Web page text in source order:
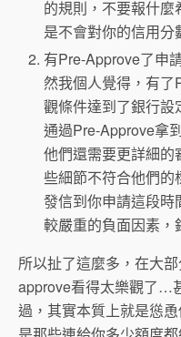
的規則，不要報什
是不會對你的信用分
有Pre-Approve了申
然我個人覺得，有
觀條件達到了銀行
通過Pre-Approve拿
他們還需要更詳細
些細節不符合他們
發信到你申請這段
較嚴重的負面因素
所以扯了這麼多，在大
approve看得太樂觀了…
過，其實本質上就是慫